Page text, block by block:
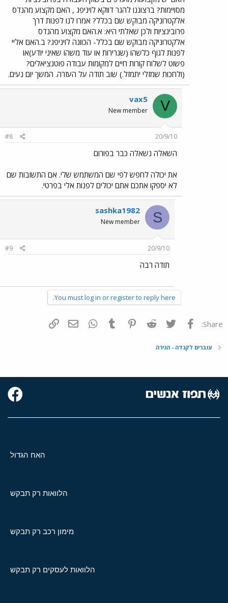
מסויימות? ברצוננו להגר דווקא לויניפג , האם מקצוע מהנדס
אלקטרוניקה מבוקש שם בכלל? אמרו לנו לפנות דרך
פרובינציות ולכן שאלתי היא: א.האם מקצוע מהנדס
אלקטרוניקה מבוקש שם בכלל- הכוונה לויניפג? ב.האם אליי
לפנות לגוף כלשהו (שגרירות או עוד משהו שאיני יודע)או
פשוט לשלוח קורות חיים למקומות עבודה פוטנציאלים?
(ולחכות שמזלי יתמזל.) שוב תודה על העזרה. המשך יום נעים.
V
vax5
New member
20/9/10
#8
השאלה נשאלה כבר בפורום
את יכולה לחפש לפי שם המשתמש שלי. אם התשובות שם
לא יספקו אתכם אתם יכולים לפנות אלי בפרטי.
S
sashka1982
New member
20/9/10
#9
תודה רבה
You must log in or register to reply here.
Share: פייסבוק Twitter
Reddit
Pinterest
Tumblr
WhatsAppדואר אלקטרוני
עוברים לקנדה - הגירה
האח הגדול
הלוואות רק תבקש
מימון רכב רק תבקש
הלוואות לעסקים רק תבקש